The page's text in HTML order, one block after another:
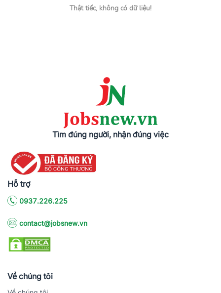
Thật tiếc, không có dữ liệu!
Tìm đúng người, nhận đúng việc
Hỗ trợ
0937.226.225
contact@jobsnew.vn
Về chúng tôi